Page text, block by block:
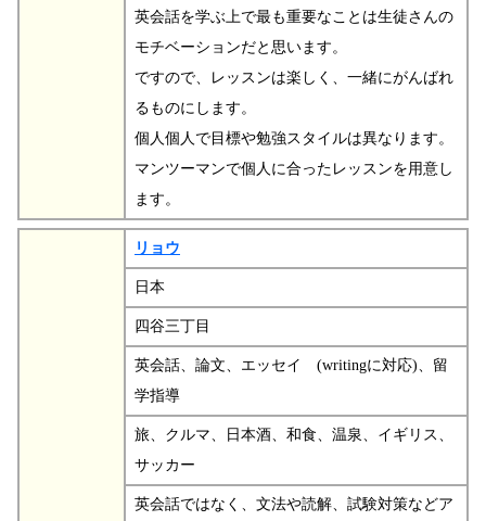
英会話を学ぶ上で最も重要なことは生徒さんの
モチベーションだと思います。
ですので、レッスンは楽しく、一緒にがんばれ
るものにします。
個人個人で目標や勉強スタイルは異なります。
マンツーマンで個人に合ったレッスンを用意し
ます。
リョウ
日本
四谷三丁目
英会話、論文、エッセイ (writingに対応)、留
学指導
旅、クルマ、日本酒、和食、温泉、イギリス、
サッカー
英会話ではなく、文法や読解、試験対策などア